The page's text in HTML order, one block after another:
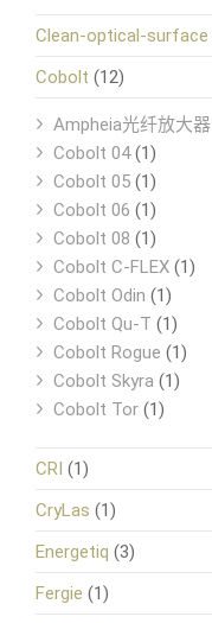
Clean-optical-surface
Cobolt (12)
Ampheia光纤放大器
Cobolt 04(1)
Cobolt 05 (1)
Cobolt 06 (1)
Cobolt 08 (1)
Cobolt C-FLEX (1)
Cobolt Odin (1)
Cobolt Qu-T (1)
Cobolt Rogue (1)
Cobolt Skyra (1)
Cobolt Tor (1)
CRI (1)
CryLas (1)
Energetiq (3)
Fergie (1)